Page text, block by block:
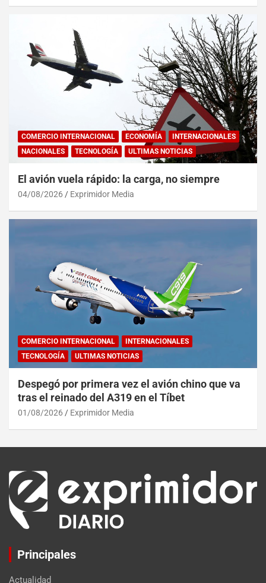
COMERCIO INTERNACIONAL ECONOMÍA
INTERNACIONALES
NACIONALES
TECNOLOGÍA ULTIMAS NOTICIAS
El avión vuela rápido: la carga, no siempre
04/08/2026 Exprimidor Media
COMERCIO INTERNACIONAL
INTERNACIONALES
TECNOLOGÍA
ULTIMAS NOTICIAS
Despegó por primera vez el avión chino que va
tras el reinado del A319 en el Tíbet
01/08/2026 Exprimidor Media
Principales
Actualidad